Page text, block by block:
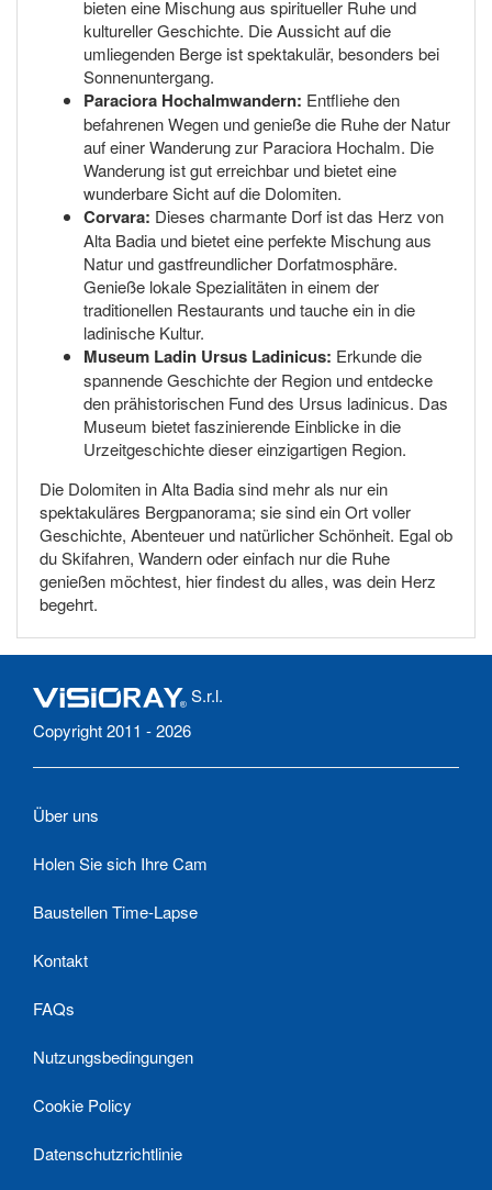
bieten eine Mischung aus spiritueller Ruhe und
kultureller Geschichte. Die Aussicht auf die
umliegenden Berge ist spektakulär, besonders bei
Sonnenuntergang.
Paraciora Hochalmwandern: Entfliehe den
befahrenen Wegen und genieße die Ruhe der Natur
auf einer Wanderung zur Paraciora Hochalm. Die
Wanderung ist gut erreichbar und bietet eine
wunderbare Sicht auf die Dolomiten.
Corvara: Dieses charmante Dorf ist das Herz von
Alta Badia und bietet eine perfekte Mischung aus
Natur und gastfreundlicher Dorfatmosphäre.
Genieße lokale Spezialitäten in einem der
traditionellen Restaurants und tauche ein in die
ladinische Kultur.
Museum Ladin Ursus Ladinicus: Erkunde die
spannende Geschichte der Region und entdecke
den prähistorischen Fund des Ursus ladinicus. Das
Museum bietet faszinierende Einblicke in die
Urzeitgeschichte dieser einzigartigen Region.
Die Dolomiten in Alta Badia sind mehr als nur ein
spektakuläres Bergpanorama; sie sind ein Ort voller
Geschichte, Abenteuer und natürlicher Schönheit. Egal ob
du Skifahren, Wandern oder einfach nur die Ruhe
genießen möchtest, hier findest du alles, was dein Herz
begehrt.
S.r.l.
Copyright 2011 - 2026
Über uns
Holen Sie sich Ihre Cam
Baustellen Time-Lapse
Kontakt
FAQs
Nutzungsbedingungen
Cookie Policy
Datenschutzrichtlinie